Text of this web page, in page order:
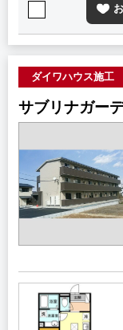
ダイワハウス施工
サブリナガー